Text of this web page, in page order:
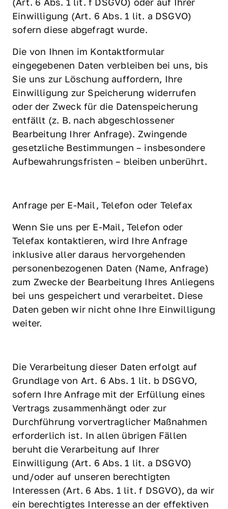
Einwilligung (Art. 6 Abs. 1 lit. a DSGVO)
sofern diese abgefragt wurde.
Die von Ihnen im Kontaktformular
eingegebenen Daten verbleiben bei uns, bis
Sie uns zur Löschung auffordern, Ihre
Einwilligung zur Speicherung widerrufen
oder der Zweck für die Datenspeicherung
entfällt (z. B. nach abgeschlossener
Bearbeitung Ihrer Anfrage). Zwingende
gesetzliche Bestimmungen – insbesondere
Aufbewahrungsfristen – bleiben unberührt.
Anfrage per E-Mail, Telefon oder Telefax
Wenn Sie uns per E-Mail, Telefon oder
Telefax kontaktieren, wird Ihre Anfrage
inklusive aller daraus hervorgehenden
personenbezogenen Daten (Name, Anfrage)
zum Zwecke der Bearbeitung Ihres Anliegens
bei uns gespeichert und verarbeitet. Diese
Daten geben wir nicht ohne Ihre Einwilligung
weiter.
Die Verarbeitung dieser Daten erfolgt auf
Grundlage von Art. 6 Abs. 1 lit. b DSGVO,
sofern Ihre Anfrage mit der Erfüllung eines
Vertrags zusammenhängt oder zur
Durchführung vorvertraglicher Maßnahmen
erforderlich ist. In allen übrigen Fällen
beruht die Verarbeitung auf Ihrer
Einwilligung (Art. 6 Abs. 1 lit. a DSGVO)
und/oder auf unseren berechtigten
Interessen (Art. 6 Abs. 1 lit. f DSGVO), da wir
ein berechtigtes Interesse an der effektiven